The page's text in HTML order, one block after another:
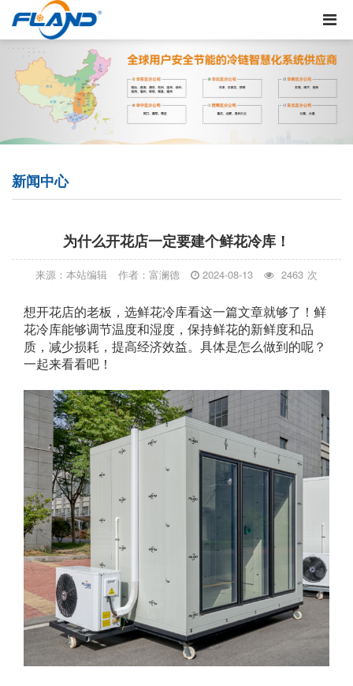
新闻中心
为什么开花店一定要建个鲜花冷库！
来源：本站编辑 作者：富澜德 2024-08-13 2463 次
想开花店的老板，选鲜花冷库看这一篇文章就够了！鲜
花冷库能够调节温度和湿度，保持鲜花的新鲜度和品
质，减少损耗，提高经济效益。具体是怎么做到的呢？
一起来看看吧！